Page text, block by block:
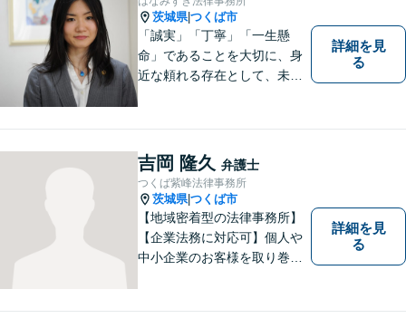
茨城県|つくば市
「誠実」「丁寧」「一生懸
命」であることを大切に、身
近な頼れる存在として、未来
詳細を見
る
吉岡 隆久 弁護士
つくば紫峰法律事務所
茨城県|つくば市
【地域密着型の法律事務所】
【企業法務に対応可】個人や
中小企業のお客様を取り巻く
す。また、相続分野では相続
詳細を見
る